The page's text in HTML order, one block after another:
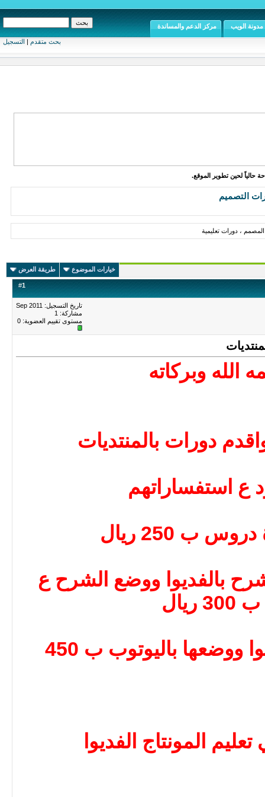
بحث متقدم | التسجيل
مدونة الويب مركز الدعم والمساندة
حالياً لحين تطوير الموقع.
التصميم
، دورات تعليمية
خيارات الموضوع طريقة العرض
#1
تاريخ التسجيل: Sep 2011
مشاركة: 1
مستوى تقييم العضوية: 0
وبركاته
دورات بالمنتديات
ع استفساراتهم
ب 250 ريال
بالفديوا ووضع الشرح ع
دورة للمحترفين بالفديوا ووضعها باليوتوب ب 450
المونتاج الفديوا